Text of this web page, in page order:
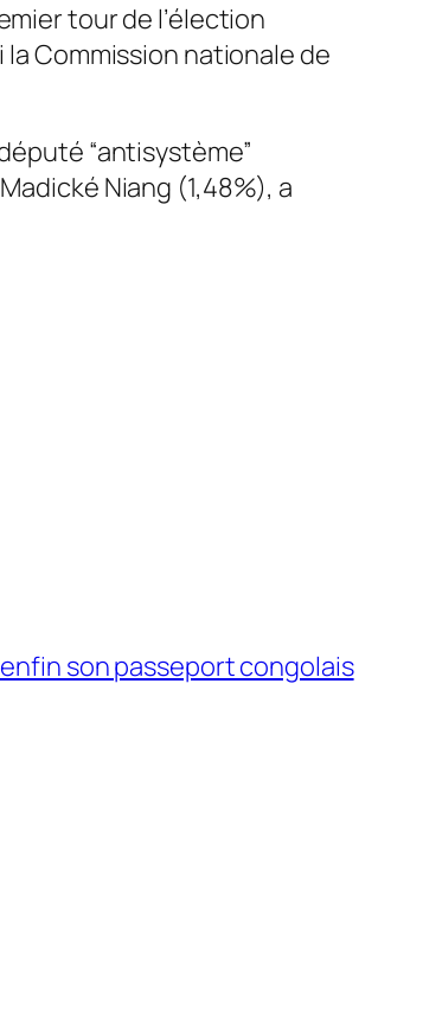
tour de l’élection
Commission nationale de
“antisystème”
Niang (1,48%), a
son passeport congolais